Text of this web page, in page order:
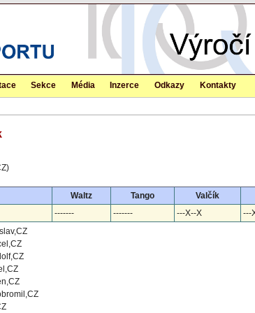
Sekce Média Inzerce Odkazy Kontakty
Waltz Tango
Valčík
------- ------- ---X--X
---